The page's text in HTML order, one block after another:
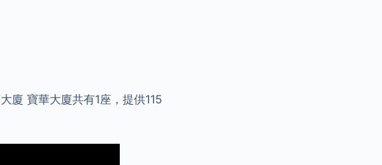
廈 寶華大廈共有1座，提供115